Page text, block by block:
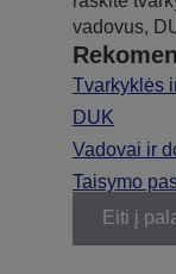
vadovus,
Tvarkyklės
DUK
Vadovai ir
Taisymo
Eiti į